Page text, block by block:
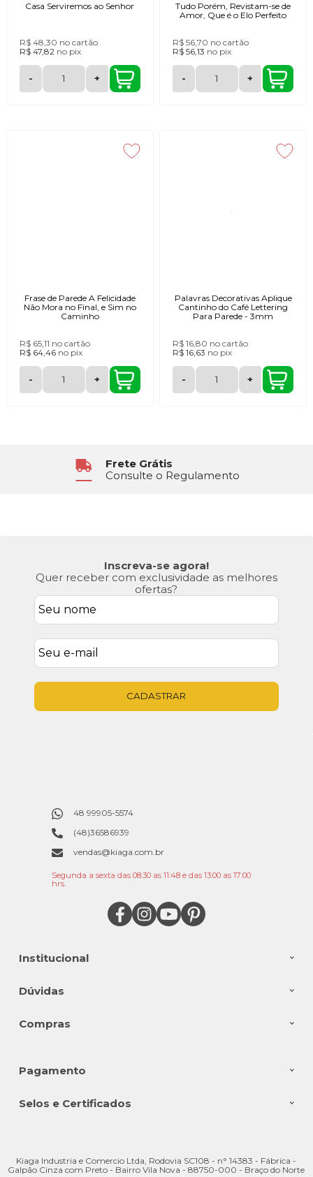
Casa Serviremos ao Senhor
R$ 48,30 no cartão
R$ 47,82 no pix
- +
Tudo Porém, Revistam-se de
Amor, Que é o Elo Perfeito
R$ 56,70 no cartão
R$ 56,13 no pix
- +
Frase de Parede A Felicidade
Não Mora no Final, e Sim no
Caminho
R$ 65,11 no cartão
R$ 64,46 no pix
- +
Palavras Decorativas Aplique
Cantinho do Café Lettering
Para Parede - 3mm
R$ 16,80 no cartão
R$ 16,63 no pix
- +
Frete Grátis
Consulte o Regulamento
Inscreva-se agora!
Quer receber com exclusividade as melhores
ofertas?
CADASTRAR
Institucional
Dúvidas
Compras
48 99905-5574
(48)36586939
vendas@kiaga.com.br
Segunda a sexta das 08:30 as 11:48 e das 13:00 as 17:00
hrs.
Pagamento
Selos e Certificados
Kiaga Industria e Comercio Ltda, Rodovia SC108 - n° 14383 - Fábrica -
Galpão Cinza com Preto - Bairro Vila Nova - 88750-000 - Braço do Norte